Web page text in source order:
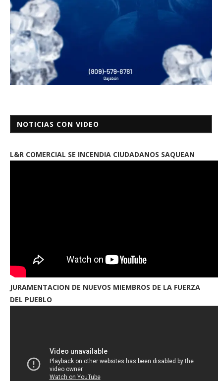
NOTICIAS CON VIDEO
L&R COMERCIAL SE INCENDIA CIUDADANOS SAQUEAN
JURAMENTACION DE NUEVOS MIEMBROS DE LA FUERZA
DEL PUEBLO